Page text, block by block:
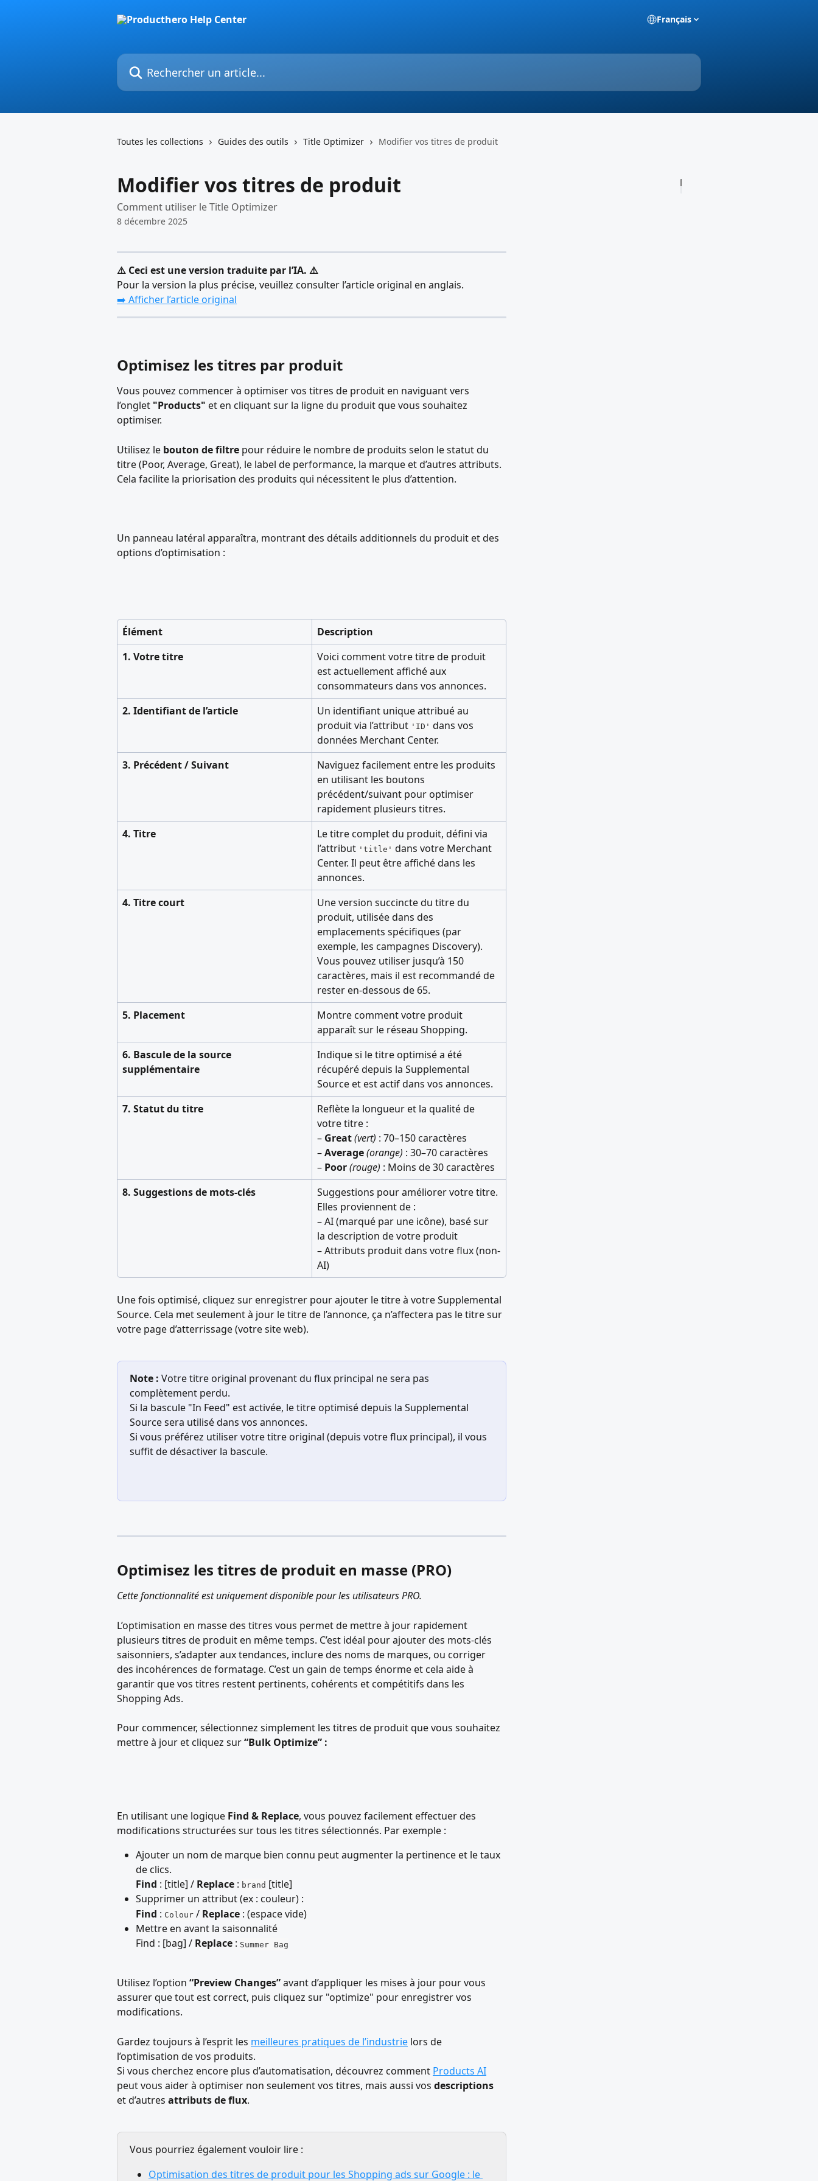
Français
Rechercher un article...
Toutes les collections Guides des outils Title Optimizer Modifier vos titres de produit
Modifier vos titres de produit
Comment utiliser le Title Optimizer
8 décembre 2025
⚠️ Ceci est une version traduite par l’IA. ⚠️
Pour la version la plus précise, veuillez consulter l’article original en anglais.
➡️ Afficher l’article original
Optimisez les titres par produit
Vous pouvez commencer à optimiser vos titres de produit en naviguant vers
l’onglet "Products" et en cliquant sur la ligne du produit que vous souhaitez
optimiser.
Utilisez le bouton de filtre pour réduire le nombre de produits selon le statut du
titre (Poor, Average, Great), le label de performance, la marque et d’autres attributs.
Cela facilite la priorisation des produits qui nécessitent le plus d’attention.
Un panneau latéral apparaîtra, montrant des détails additionnels du produit et des
options d’optimisation :
Élément
Description
1. Votre titre
Voici comment votre titre de produit
est actuellement affiché aux
consommateurs dans vos annonces.
2. Identifiant de l’article
Un identifiant unique attribué au
produit via l’attribut 'ID' dans vos
données Merchant Center.
3. Précédent / Suivant
Naviguez facilement entre les produits
en utilisant les boutons
précédent/suivant pour optimiser
rapidement plusieurs titres.
4. Titre
Le titre complet du produit, défini via
l’attribut 'title' dans votre Merchant
Center. Il peut être affiché dans les
annonces.
4. Titre court
Une version succincte du titre du
produit, utilisée dans des
emplacements spécifiques (par
exemple, les campagnes Discovery).
Vous pouvez utiliser jusqu’à 150
caractères, mais il est recommandé de
rester en-dessous de 65.
5. Placement
Montre comment votre produit
apparaît sur le réseau Shopping.
6. Bascule de la source
supplémentaire
Indique si le titre optimisé a été
récupéré depuis la Supplemental
Source et est actif dans vos annonces.
7. Statut du titre
Reflète la longueur et la qualité de
votre titre :
– Great(vert) : 70–150 caractères
– Average(orange) : 30–70 caractères
– Poor(rouge) : Moins de 30 caractères
8. Suggestions de mots-clés
Suggestions pour améliorer votre titre.
Elles proviennent de :
– AI (marqué par une icône), basé sur
la description de votre produit
– Attributs produit dans votre flux (non-
AI)
Une fois optimisé, cliquez sur enregistrer pour ajouter le titre à votre Supplemental
Source. Cela met seulement à jour le titre de l’annonce, ça n’affectera pas le titre sur
votre page d’atterrissage (votre site web).
Note : Votre titre original provenant du flux principal ne sera pas
complètement perdu.
Si la bascule "In Feed" est activée, le titre optimisé depuis la Supplemental
Source sera utilisé dans vos annonces.
Si vous préférez utiliser votre titre original (depuis votre flux principal), il vous
suffit de désactiver la bascule.
Optimisez les titres de produit en masse (PRO)
Cette fonctionnalité est uniquement disponible pour les utilisateurs PRO.
L’optimisation en masse des titres vous permet de mettre à jour rapidement
plusieurs titres de produit en même temps. C’est idéal pour ajouter des mots-clés
saisonniers, s’adapter aux tendances, inclure des noms de marques, ou corriger
des incohérences de formatage. C’est un gain de temps énorme et cela aide à
garantir que vos titres restent pertinents, cohérents et compétitifs dans les
Shopping Ads.
Pour commencer, sélectionnez simplement les titres de produit que vous souhaitez
mettre à jour et cliquez sur “Bulk Optimize” :
En utilisant une logique Find & Replace, vous pouvez facilement effectuer des
modifications structurées sur tous les titres sélectionnés. Par exemple :
Ajouter un nom de marque bien connu peut augmenter la pertinence et le taux
de clics.
Find : [title] / Replace : brand [title]
Supprimer un attribut (ex : couleur) :
Find : Colour / Replace : (espace vide)
Mettre en avant la saisonnalité
Find : [bag] / Replace : Summer Bag
Utilisez l’option “Preview Changes” avant d’appliquer les mises à jour pour vous
assurer que tout est correct, puis cliquez sur "optimize" pour enregistrer vos
modifications.
Gardez toujours à l’esprit les meilleures pratiques de l’industrie lors de
l’optimisation de vos produits.
Si vous cherchez encore plus d’automatisation, découvrez comment Products AI
peut vous aider à optimiser non seulement vos titres, mais aussi vos descriptions
et d’autres attributs de flux.
Vous pourriez également vouloir lire :
Optimisation des titres de produit pour les Shopping ads sur Google : le